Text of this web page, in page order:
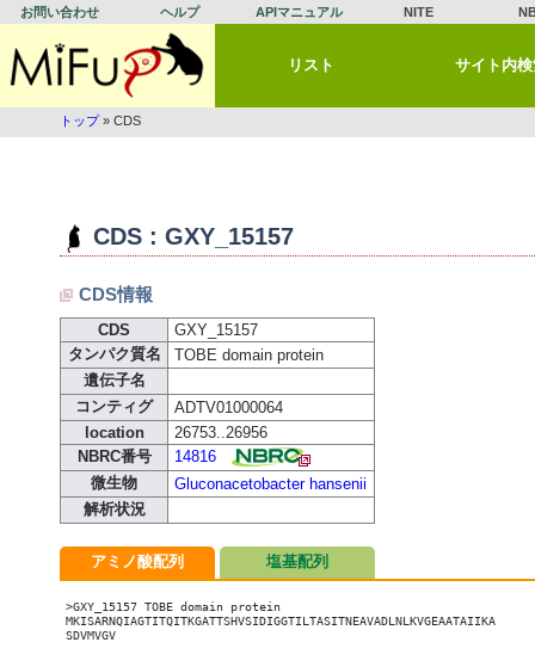
お問い合わせ ヘルプ APIマニュアル NITE
リスト サイト内
トップ» CDS
CDS : GXY_15157
CDS情報
CDS
GXY_15157
タンパク質名
TOBE domain protein
遺伝子名
コンティグ
ADTV01000064
location
26753..26956
NBRC番号
14816
微生物
Gluconacetobacter hansenii
解析状況
アミノ酸配列 塩基配列
>GXY_15157 TOBE domain protein
MKISARNQIAGTITQITKGATTSHVSIDIGGTILTASITNEAVADLNLKVGEAATAIIKA
SDVMVGV